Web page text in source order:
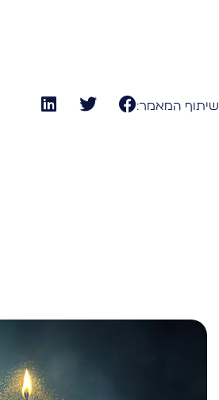
שיתוף המאמר: